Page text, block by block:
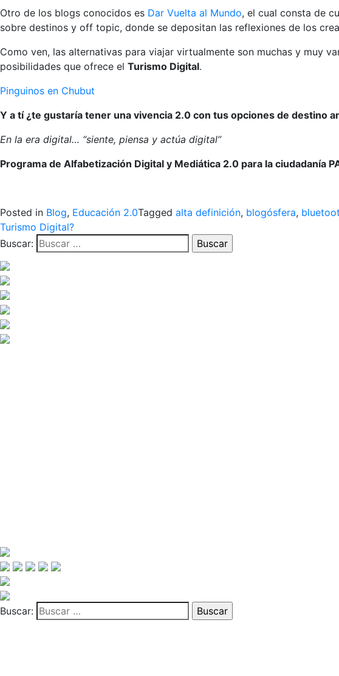
Otro de los blogs conocidos es Dar Vuelta al Mundo, el cual consta de
sobre destinos y off topic, donde se depositan las reflexiones de los
Como ven, las alternativas para viajar virtualmente son muchas y muy
posibilidades que ofrece el Turismo Digital.
Pinguinos en Chubut
Y a tí ¿te gustaría tener una vivencia 2.0 con tus opciones de destino
En la era digital… “siente, piensa y actúa digital”
Programa de Alfabetización Digital y Mediática 2.0 para la ciudadanía
Posted in Blog, Educación 2.0Tagged alta definición, blogósfera,
Turismo Digital?
Buscar:
Buscar: